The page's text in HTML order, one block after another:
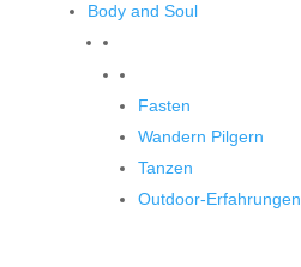
Body and Soul
Fasten
Wandern Pilgern
Tanzen
Outdoor-Erfahrungen